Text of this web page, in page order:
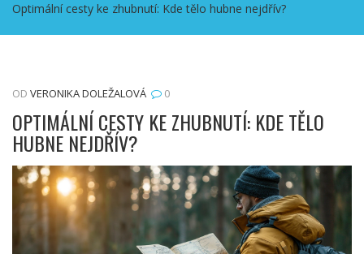
Optimální cesty ke zhubnutí: Kde tělo hubne nejdřív?
OD VERONIKA DOLEŽALOVÁ 0
OPTIMÁLNÍ CESTY KE ZHUBNUTÍ: KDE TĚLO
HUBNE NEJDŘÍV?